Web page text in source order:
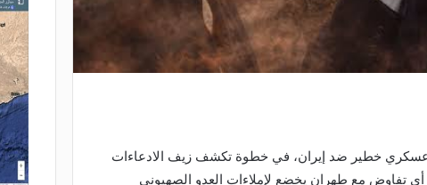
عسكري خطير ضد إيران، في خطوة تكشف زيف الادعاءات
تفاوض مع طهران يخضع لإملاءات العدو الصهيوني